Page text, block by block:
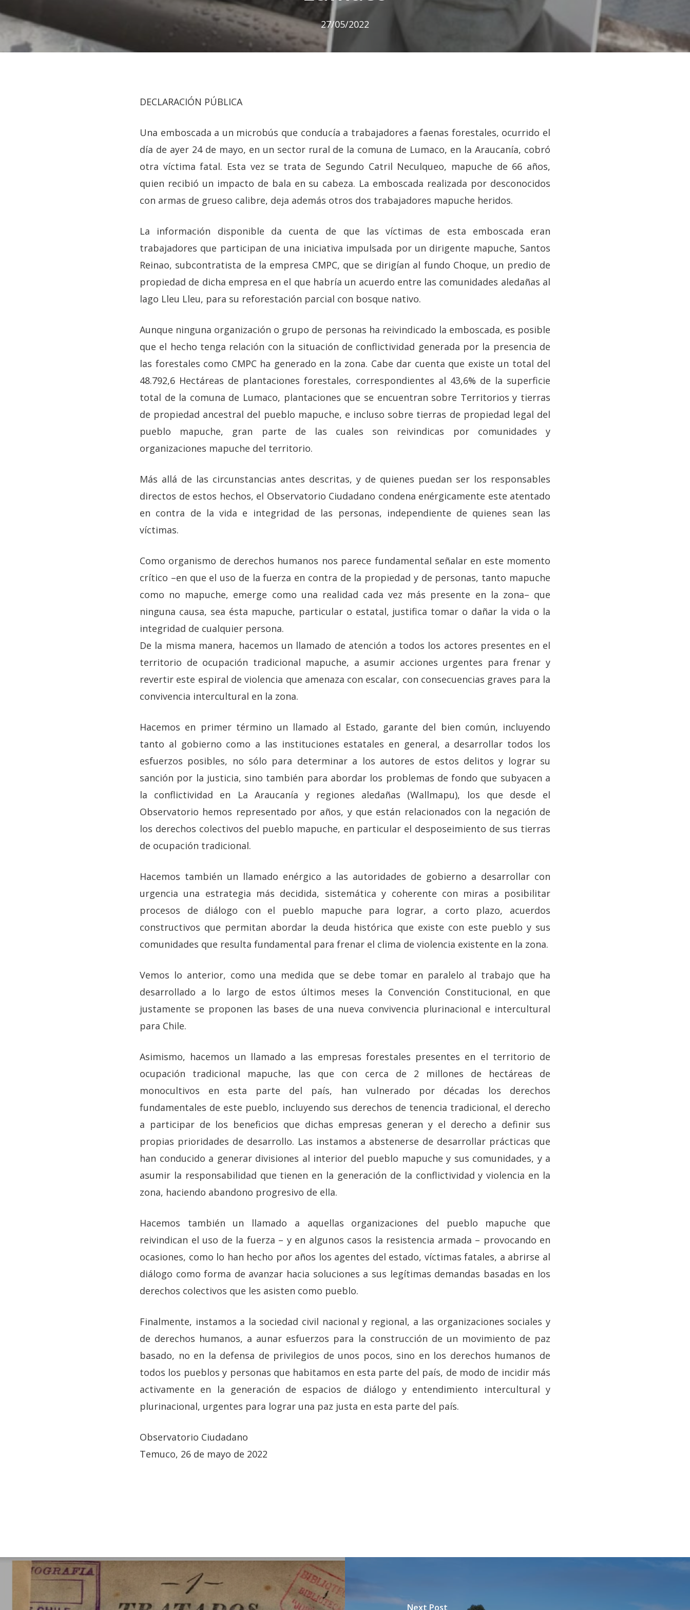
Hit enter to search or ESC to close
27/05/2022
DECLARACIÓN PÚBLICA
Una emboscada a un microbús que conducía a trabajadores a faenas forestales, ocurrido el
día de ayer 24 de mayo, en un sector rural de la comuna de Lumaco, en la Araucanía, cobró
otra víctima fatal. Esta vez se trata de Segundo Catril Neculqueo, mapuche de 66 años,
quien recibió un impacto de bala en su cabeza. La emboscada realizada por desconocidos
con armas de grueso calibre, deja además otros dos trabajadores mapuche heridos.
La información disponible da cuenta de que las víctimas de esta emboscada eran
trabajadores que participan de una iniciativa impulsada por un dirigente mapuche, Santos
Reinao, subcontratista de la empresa CMPC, que se dirigían al fundo Choque, un predio de
propiedad de dicha empresa en el que habría un acuerdo entre las comunidades aledañas al
lago Lleu Lleu, para su reforestación parcial con bosque nativo.
Aunque ninguna organización o grupo de personas ha reivindicado la emboscada, es posible
que el hecho tenga relación con la situación de conflictividad generada por la presencia de
las forestales como CMPC ha generado en la zona. Cabe dar cuenta que existe un total del
48.792,6 Hectáreas de plantaciones forestales, correspondientes al 43,6% de la superficie
total de la comuna de Lumaco, plantaciones que se encuentran sobre Territorios y tierras
de propiedad ancestral del pueblo mapuche, e incluso sobre tierras de propiedad legal del
pueblo mapuche, gran parte de las cuales son reivindicas por comunidades y
organizaciones mapuche del territorio.
Más allá de las circunstancias antes descritas, y de quienes puedan ser los responsables
directos de estos hechos, el Observatorio Ciudadano condena enérgicamente este atentado
en contra de la vida e integridad de las personas, independiente de quienes sean las
víctimas.
Como organismo de derechos humanos nos parece fundamental señalar en este momento
crítico –en que el uso de la fuerza en contra de la propiedad y de personas, tanto mapuche
como no mapuche, emerge como una realidad cada vez más presente en la zona– que
ninguna causa, sea ésta mapuche, particular o estatal, justifica tomar o dañar la vida o la
integridad de cualquier persona.
De la misma manera, hacemos un llamado de atención a todos los actores presentes en el
territorio de ocupación tradicional mapuche, a asumir acciones urgentes para frenar y
revertir este espiral de violencia que amenaza con escalar, con consecuencias graves para la
convivencia intercultural en la zona.
Hacemos en primer término un llamado al Estado, garante del bien común, incluyendo
tanto al gobierno como a las instituciones estatales en general, a desarrollar todos los
esfuerzos posibles, no sólo para determinar a los autores de estos delitos y lograr su
sanción por la justicia, sino también para abordar los problemas de fondo que subyacen a
la conflictividad en La Araucanía y regiones aledañas (Wallmapu), los que desde el
Observatorio hemos representado por años, y que están relacionados con la negación de
los derechos colectivos del pueblo mapuche, en particular el desposeimiento de sus tierras
de ocupación tradicional.
Hacemos también un llamado enérgico a las autoridades de gobierno a desarrollar con
urgencia una estrategia más decidida, sistemática y coherente con miras a posibilitar
procesos de diálogo con el pueblo mapuche para lograr, a corto plazo, acuerdos
constructivos que permitan abordar la deuda histórica que existe con este pueblo y sus
comunidades que resulta fundamental para frenar el clima de violencia existente en la zona.
Vemos lo anterior, como una medida que se debe tomar en paralelo al trabajo que ha
desarrollado a lo largo de estos últimos meses la Convención Constitucional, en que
justamente se proponen las bases de una nueva convivencia plurinacional e intercultural
para Chile.
Asimismo, hacemos un llamado a las empresas forestales presentes en el territorio de
ocupación tradicional mapuche, las que con cerca de 2 millones de hectáreas de
monocultivos en esta parte del país, han vulnerado por décadas los derechos
fundamentales de este pueblo, incluyendo sus derechos de tenencia tradicional, el derecho
a participar de los beneficios que dichas empresas generan y el derecho a definir sus
propias prioridades de desarrollo. Las instamos a abstenerse de desarrollar prácticas que
han conducido a generar divisiones al interior del pueblo mapuche y sus comunidades, y a
asumir la responsabilidad que tienen en la generación de la conflictividad y violencia en la
zona, haciendo abandono progresivo de ella.
Hacemos también un llamado a aquellas organizaciones del pueblo mapuche que
reivindican el uso de la fuerza – y en algunos casos la resistencia armada – provocando en
ocasiones, como lo han hecho por años los agentes del estado, víctimas fatales, a abrirse al
diálogo como forma de avanzar hacia soluciones a sus legítimas demandas basadas en los
derechos colectivos que les asisten como pueblo.
Finalmente, instamos a la sociedad civil nacional y regional, a las organizaciones sociales y
de derechos humanos, a aunar esfuerzos para la construcción de un movimiento de paz
basado, no en la defensa de privilegios de unos pocos, sino en los derechos humanos de
todos los pueblos y personas que habitamos en esta parte del país, de modo de incidir más
activamente en la generación de espacios de diálogo y entendimiento intercultural y
plurinacional, urgentes para lograr una paz justa en esta parte del país.
Observatorio Ciudadano
Temuco, 26 de mayo de 2022
Next Post